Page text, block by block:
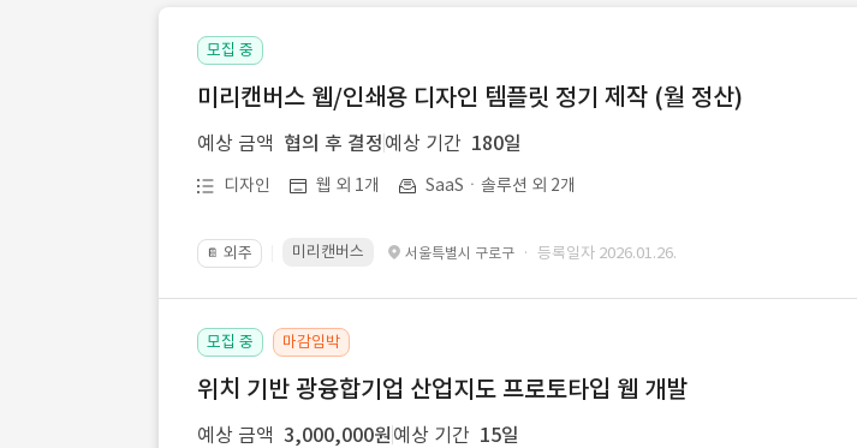
모집 중
미리캔버스 웹/인쇄용 디자인 템플릿 정기 제작 (월 정산)
예상 금액 협의 후 결정 예상 기간 180일
디자인 웹 외 1개 SaaSㆍ솔루션 외 2개
📔 외주 미리캔버스 서울특별시 구로구 · 등록일자 2026.01.26.
모집 중 마감임박
위치 기반 광융합기업 산업지도 프로토타입 웹 개발
예상 금액 3,000,000원 예상 기간 15일